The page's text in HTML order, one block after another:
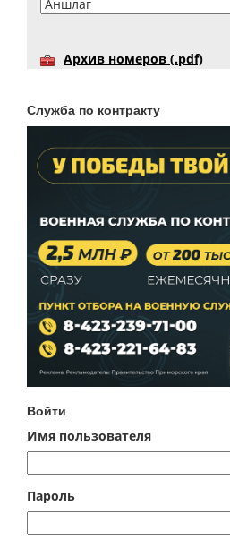
Архив номеров (.pdf)
Служба по контракту
Войти
Имя пользователя
Пароль